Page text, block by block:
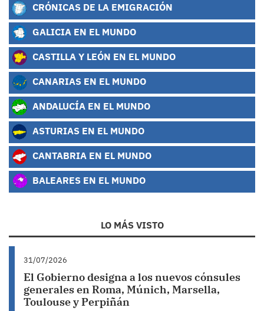
CRÓNICAS DE LA EMIGRACIÓN
GALICIA EN EL MUNDO
CASTILLA Y LEÓN EN EL MUNDO
CANARIAS EN EL MUNDO
ANDALUCÍA EN EL MUNDO
ASTURIAS EN EL MUNDO
CANTABRIA EN EL MUNDO
BALEARES EN EL MUNDO
LO MÁS VISTO
31/07/2026
El Gobierno designa a los nuevos cónsules
generales en Roma, Múnich, Marsella,
Toulouse y Perpiñán